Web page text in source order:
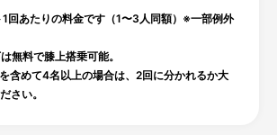
あたりの料金です（1〜3人同額）※一部例外
無料で膝上搭乗可能。
めて4名以上の場合は、2回に分かれるか大
さい。